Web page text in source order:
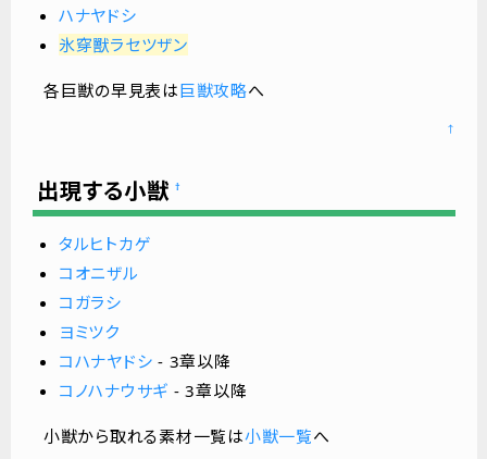
ハナヤドシ
氷穿獸ラセツザン
各巨獣の早見表は巨獣攻略へ
↑
出現する小獣 †
タルヒトカゲ
コオニザル
コガラシ
ヨミツク
コハナヤドシ - 3章以降
コノハナウサギ - 3章以降
小獣から取れる素材一覧は小獣一覧へ